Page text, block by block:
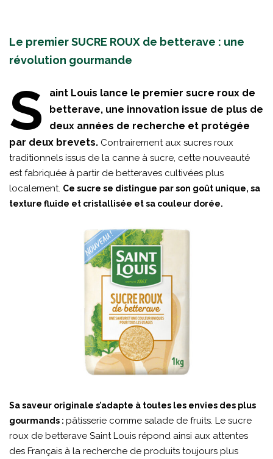
Le premier SUCRE ROUX de betterave : une
révolution gourmande
S
aint Louis lance le premier sucre roux de
betterave, une innovation issue de plus de
deux années de recherche et protégée
par deux brevets. Contrairement aux sucres roux
traditionnels issus de la canne à sucre, cette nouveauté
est fabriquée à partir de betteraves cultivées plus
localement. Ce sucre se distingue par son goût unique, sa
texture fluide et cristallisée et sa couleur dorée.
Sa saveur originale s’adapte à toutes les envies des plus
gourmands : pâtisserie comme salade de fruits. Le sucre
roux de betterave Saint Louis répond ainsi aux attentes
des Français à la recherche de produits toujours plus